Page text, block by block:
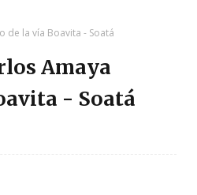
la vía Boavita - Soatá
Amaya
- Soatá